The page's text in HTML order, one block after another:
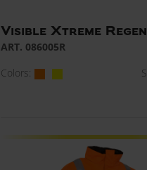
Visible Xtreme
ART. 086005R
Colors: